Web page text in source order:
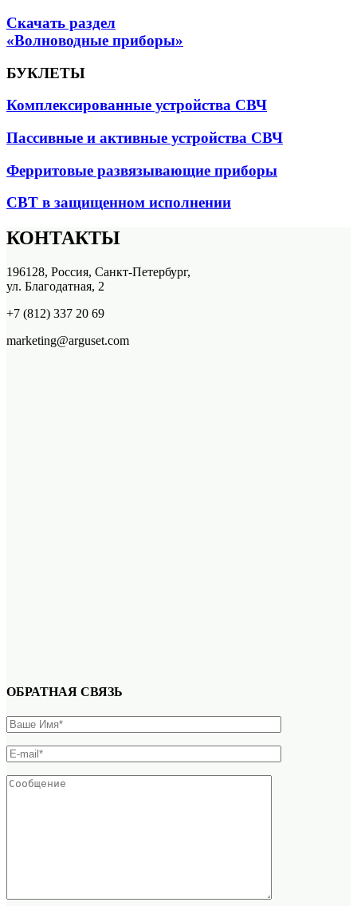
Скачать раздел
«Волноводные приборы»
БУКЛЕТЫ
Комплексированные устройства СВЧ
Пассивные и активные устройства СВЧ
Ферритовые развязывающие приборы
СВТ в защищенном исполнении
КОНТАКТЫ
196128, Россия, Санкт-Петербург,
ул. Благодатная, 2
+7 (812) 337 20 69
marketing@arguset.com
ОБРАТНАЯ СВЯЗЬ